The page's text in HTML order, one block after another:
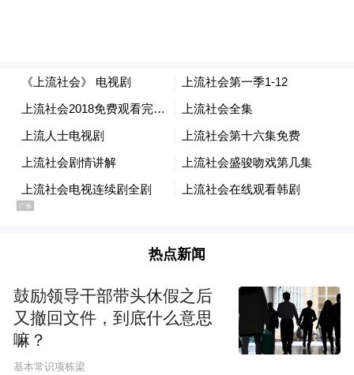
热点新闻
鼓励领导干部带头休假之后
又撤回文件，到底什么意思
嘛？
基本常识项栋梁